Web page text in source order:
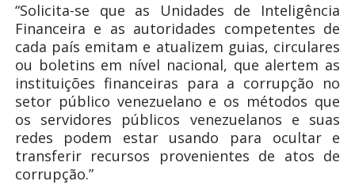
“Solicita-se que as Unidades de Inteligência
Financeira e as autoridades competentes de
cada país emitam e atualizem guias, circulares
ou boletins em nível nacional, que alertem as
instituições financeiras para a corrupção no
setor público venezuelano e os métodos que
os servidores públicos venezuelanos e suas
redes podem estar usando para ocultar e
transferir recursos provenientes de atos de
corrupção.”